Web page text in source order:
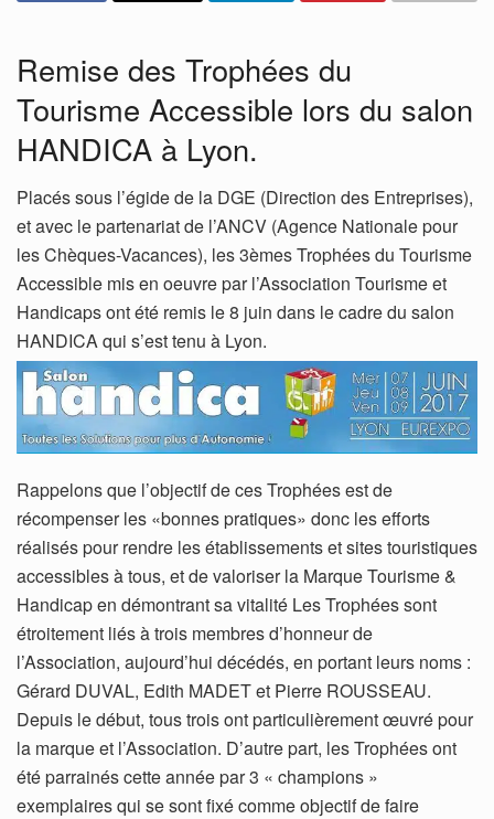
Remise des Trophées du
Tourisme Accessible lors du salon
HANDICA à Lyon.
Placés sous l’égide de la DGE (Direction des Entreprises),
et avec le partenariat de l’ANCV (Agence Nationale pour
les Chèques-Vacances), les 3èmes Trophées du Tourisme
Accessible mis en oeuvre par l’Association Tourisme et
Handicaps ont été remis le 8 juin dans le cadre du salon
HANDICA qui s’est tenu à Lyon.
Rappelons que l’objectif de ces Trophées est de
récompenser les «bonnes pratiques» donc les efforts
réalisés pour rendre les établissements et sites touristiques
accessibles à tous, et de valoriser la Marque Tourisme &
Handicap en démontrant sa vitalité Les Trophées sont
étroitement liés à trois membres d’honneur de
l’Association, aujourd’hui décédés, en portant leurs noms :
Gérard DUVAL, Edith MADET et Pierre ROUSSEAU.
Depuis le début, tous trois ont particulièrement œuvré pour
la marque et l’Association. D’autre part, les Trophées ont
été parrainés cette année par 3 « champions »
exemplaires qui se sont fixé comme objectif de faire